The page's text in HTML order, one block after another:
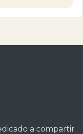
a compartir